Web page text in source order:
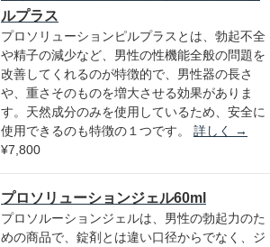
ルプラス
プロソリューションピルプラスとは、勃起不全
や精子の減少など、男性の性機能全般の問題を
改善してくれるのが特徴的で、男性器の長さ
や、重さそのものを増大させる効果がありま
す。天然成分のみを使用しているため、安全に
使用できるのも特徴の１つです。 詳しく
→
¥7,800
プロソリューションジェル60ml
プロソルーションジェルは、男性の勃起力のた
めの商品で、錠剤とは違い口径からでなく、ジ